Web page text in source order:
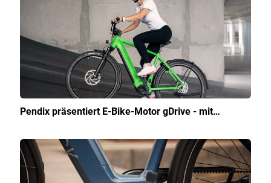
Pendix präsentiert E-Bike-Motor gDrive - mit…